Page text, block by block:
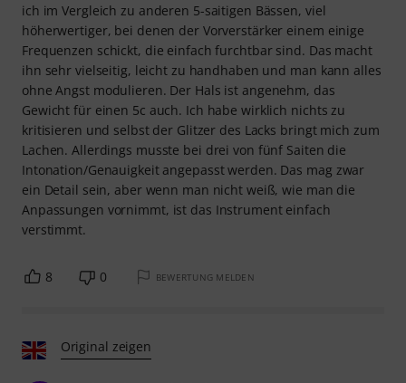
ich im Vergleich zu anderen 5-saitigen Bässen, viel
höherwertiger, bei denen der Vorverstärker einem einige
Frequenzen schickt, die einfach furchtbar sind. Das macht
ihn sehr vielseitig, leicht zu handhaben und man kann alles
ohne Angst modulieren. Der Hals ist angenehm, das
Gewicht für einen 5c auch. Ich habe wirklich nichts zu
kritisieren und selbst der Glitzer des Lacks bringt mich zum
Lachen. Allerdings musste bei drei von fünf Saiten die
Intonation/Genauigkeit angepasst werden. Das mag zwar
ein Detail sein, aber wenn man nicht weiß, wie man die
Anpassungen vornimmt, ist das Instrument einfach
verstimmt.
8 0 BEWERTUNG MELDEN
Original zeigen